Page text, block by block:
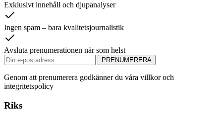
Exklusivt innehåll och djupanalyser
Ingen spam – bara kvalitetsjournalistik
Avsluta prenumerationen när som helst
PRENUMERERA
Genom att prenumerera godkänner du våra villkor och
integritetspolicy
Riks